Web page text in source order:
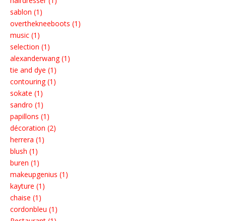
sablon (1)
overthekneeboots (1)
music (1)
selection (1)
alexanderwang (1)
tie and dye (1)
contouring (1)
sokate (1)
sandro (1)
papillons (1)
décoration (2)
herrera (1)
blush (1)
buren (1)
makeupgenius (1)
kayture (1)
chaise (1)
cordonbleu (1)